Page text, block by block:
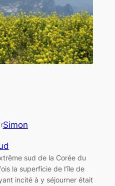
Simon
sud de la Corée du
la superficie de l’île de
incité à y séjourner était